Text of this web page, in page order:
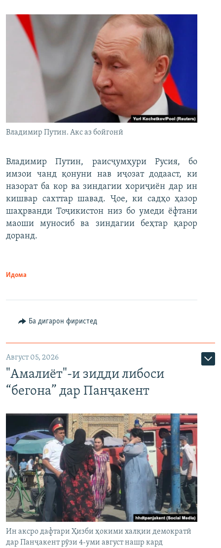
Владимир Путин. Акс аз бойгонӣ
Владимир Путин, раисҷумҳури Русия, бо
имзои чанд қонуни нав иҷозат додааст, ки
назорат ба кор ва зиндагии хориҷиён дар ин
кишвар сахттар шавад. Ҷое, ки садҳо ҳазор
шаҳрванди Тоҷикистон низ бо умеди ёфтани
маоши муносиб ва зиндагии беҳтар қарор
доранд.
Идома
Ба дигарон фиристед
Август 05, 2026
"Амалиёт"-и зидди либоси
“бегона” дар Панҷакент
Ин аксро дафтари Ҳизби ҳокими халқии демократӣ
дар Панҷакент рӯзи 4-уми август нашр кард